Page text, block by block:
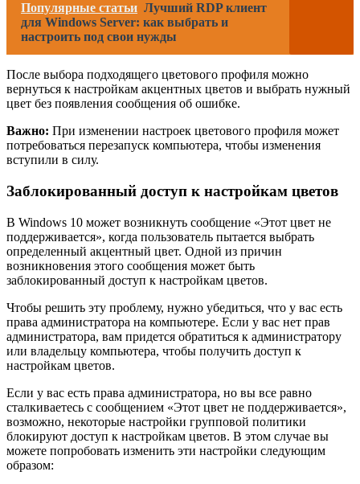
Популярные статьи Лучший RDP клиент
для Windows Server: как выбрать и
настроить под свои нужды
После выбора подходящего цветового профиля можно
вернуться к настройкам акцентных цветов и выбрать нужный
цвет без появления сообщения об ошибке.
Важно: При изменении настроек цветового профиля может
потребоваться перезапуск компьютера, чтобы изменения
вступили в силу.
Заблокированный доступ к настройкам цветов
В Windows 10 может возникнуть сообщение «Этот цвет не
поддерживается», когда пользователь пытается выбрать
определенный акцентный цвет. Одной из причин
возникновения этого сообщения может быть
заблокированный доступ к настройкам цветов.
Чтобы решить эту проблему, нужно убедиться, что у вас есть
права администратора на компьютере. Если у вас нет прав
администратора, вам придется обратиться к администратору
или владельцу компьютера, чтобы получить доступ к
настройкам цветов.
Если у вас есть права администратора, но вы все равно
сталкиваетесь с сообщением «Этот цвет не поддерживается»,
возможно, некоторые настройки групповой политики
блокируют доступ к настройкам цветов. В этом случае вы
можете попробовать изменить эти настройки следующим
образом: